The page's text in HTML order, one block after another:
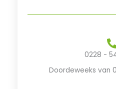
0228 -
Doordeweeks van